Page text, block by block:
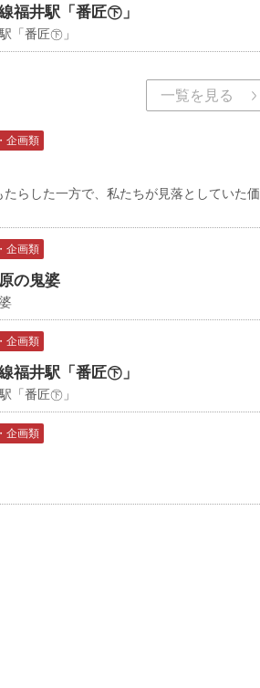
井駅「番匠㊦」
番匠㊦」
一覧を見る
企画類
らした一方で、私たちが見落としていた価
企画類
の鬼婆
企画類
井駅「番匠㊦」
番匠㊦」
企画類